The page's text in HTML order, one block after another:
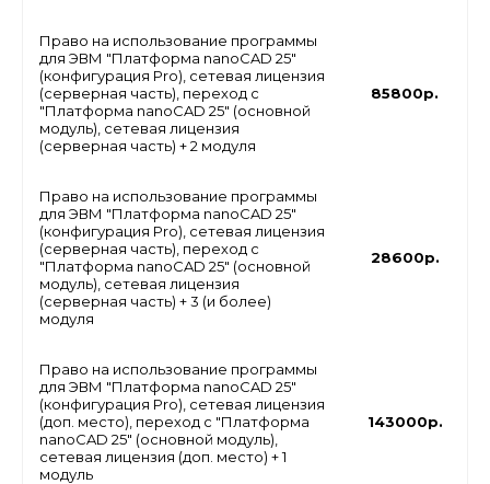
Право на использование программы
для ЭВМ "Платформа nanoCAD 25"
(конфигурация Pro), сетевая лицензия
(серверная часть), переход с
"Платформа nanoCAD 25" (основной
модуль), сетевая лицензия
(серверная часть) + 2 модуля
85800р.
Право на использование программы
для ЭВМ "Платформа nanoCAD 25"
(конфигурация Pro), сетевая лицензия
(серверная часть), переход с
"Платформа nanoCAD 25" (основной
модуль), сетевая лицензия
(серверная часть) + 3 (и более)
модуля
28600р.
Право на использование программы
для ЭВМ "Платформа nanoCAD 25"
(конфигурация Pro), сетевая лицензия
(доп. место), переход с "Платформа
nanoCAD 25" (основной модуль),
сетевая лицензия (доп. место) + 1
модуль
143000р.